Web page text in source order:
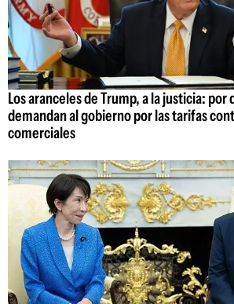
Los aranceles de Trump, a la justicia: por
demandan al gobierno por las tarifas
comerciales